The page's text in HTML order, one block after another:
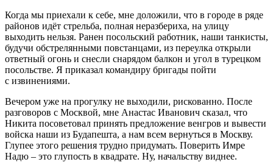
Когда мы приехали к себе, мне доложили, что в городе в ряде
районов идёт стрельба, полная неразбериха, на улицу
выходить нельзя. Ранен посольский работник, наши танкисты,
будучи обстрелянными повстанцами, из переулка открыли
ответный огонь и снесли снарядом балкон и угол в турецком
посольстве. Я приказал командиру бригады пойти
с извинениями.
Вечером уже на прогулку не выходили, рискованно. После
разговоров с Москвой, мне Анастас Иванович сказал, что
Никита посоветовал принять предложение венгров и вывести
войска наши из Будапешта, а нам всем вернуться в Москву.
Глупее этого решения трудно придумать. Поверить Имре
Надю – это глупость в квадрате. Ну, начальству виднее.